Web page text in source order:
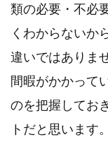
類の必要・不必
くわからないか
違いではありま
間暇がかかって
のを把握してお
トだと思います。